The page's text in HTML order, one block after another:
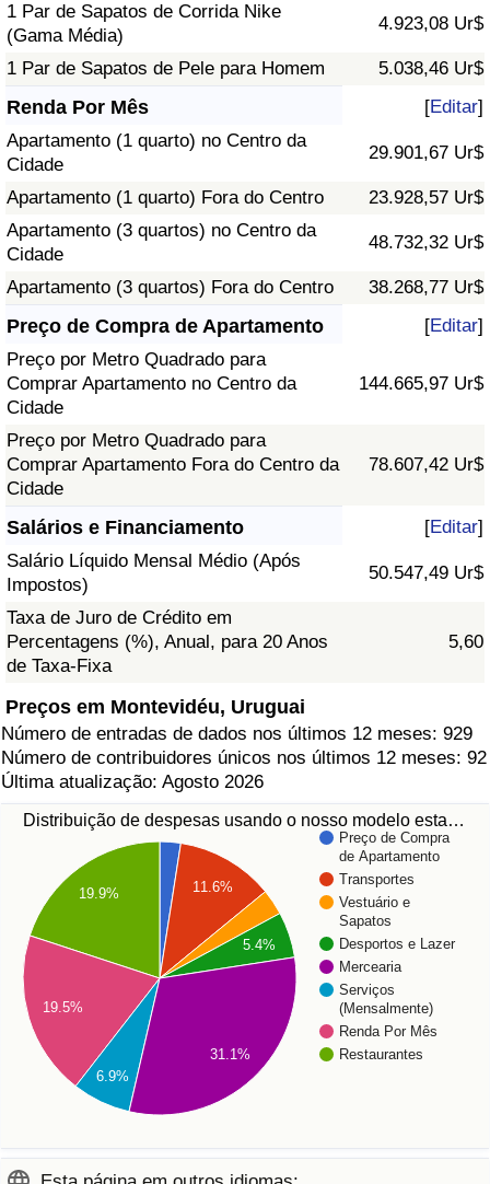
1 Par de Sapatos de Corrida Nike
(Gama Média)
4.923,08 Ur$
1 Par de Sapatos de Pele para Homem 5.038,46 Ur$
Renda Por Mês [Editar]
Apartamento (1 quarto) no Centro da
Cidade
29.901,67 Ur$
Apartamento (1 quarto) Fora do Centro
23.928,57 Ur$
Apartamento (3 quartos) no Centro da
Cidade
48.732,32 Ur$
Apartamento (3 quartos) Fora do Centro 38.268,77 Ur$
Preço de Compra de Apartamento [Editar]
Preço por Metro Quadrado para
Comprar Apartamento no Centro da
Cidade
144.665,97 Ur$
Preço por Metro Quadrado para
Comprar Apartamento Fora do Centro da
Cidade
78.607,42 Ur$
Salários e Financiamento [Editar]
Salário Líquido Mensal Médio (Após
Impostos)
50.547,49 Ur$
Taxa de Juro de Crédito em
Percentagens (%), Anual, para 20 Anos
de Taxa-Fixa
5,60
Preços em Montevidéu, Uruguai
Número de entradas de dados nos últimos 12 meses: 929
Número de contribuidores únicos nos últimos 12 meses: 92
Última atualização: Agosto 2026
Distribuição de despesas usando o nosso modelo esta…
Preço de Compra
de Apartamento
Transportes
Vestuário e
Sapatos
Desportos e Lazer
Mercearia
Serviços
(Mensalmente)
Renda Por Mês
Restaurantes
11.6%
5.4%
19.9%
19.5%
6.9%
31.1%